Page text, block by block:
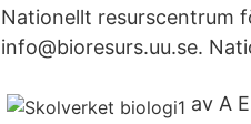
Nationellt resurscentrum
info@bioresurs.uu.se.
av A